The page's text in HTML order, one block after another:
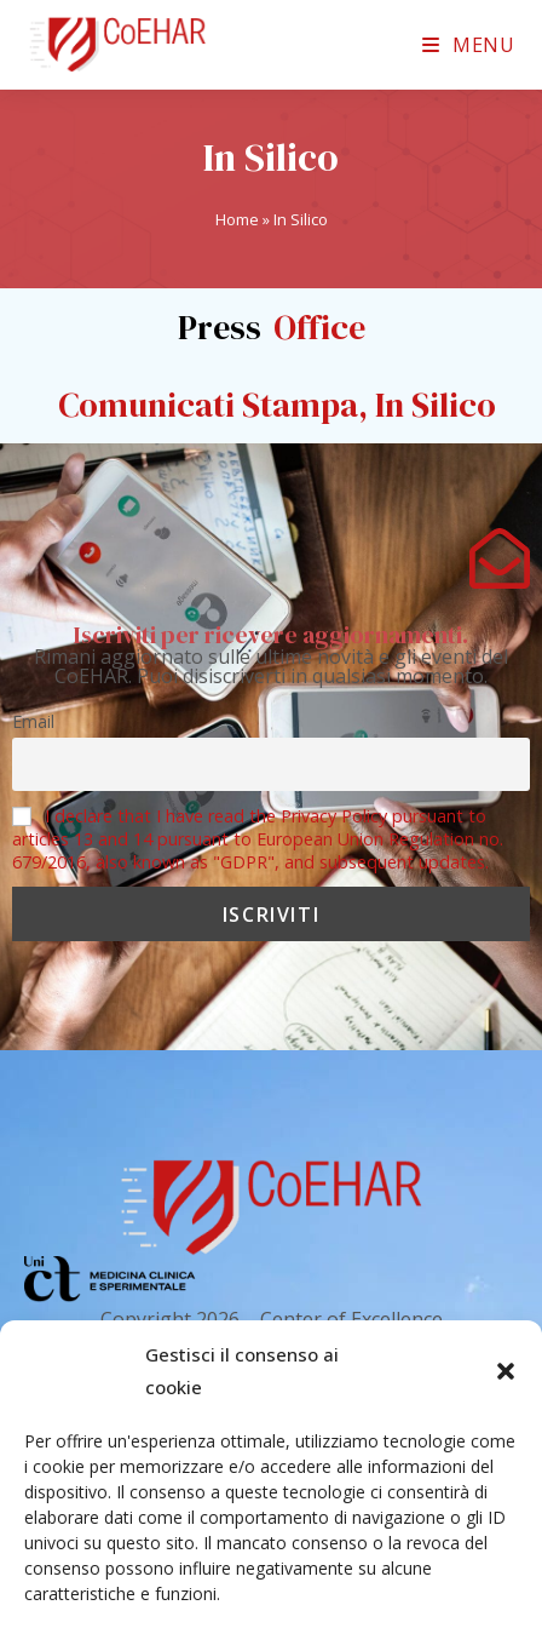
Gestisci il consenso ai
cookie
Per offrire un'esperienza ottimale, utilizziamo tecnologie come
i cookie per memorizzare e/o accedere alle informazioni del
dispositivo. Il consenso a queste tecnologie ci consentirà di
elaborare dati come il comportamento di navigazione o gli ID
univoci su questo sito. Il mancato consenso o la revoca del
consenso possono influire negativamente su alcune
caratteristiche e funzioni.
MENU
In Silico
Home »In Silico
Press Office
Comunicati Stampa,In Silico
Iscriviti per ricevere aggiornamenti.
Rimani aggiornato sulle ultime novità e gli eventi del
CoEHAR. Puoi disiscriverti in qualsiasi momento.
Email
I declare that I have read the Privacy Policy pursuant to
articles 13 and 14 pursuant to European Union Regulation no.
679/2016, also known as "GDPR", and subsequent updates.
Copyright 2026 – Center of Excellence
for the acceleration of Harm Reduction.
Tutti i diritti riservati.
Indirizzo email
Via Santa Sofia 89, 95123 Catania
cr.coehar@unict.it